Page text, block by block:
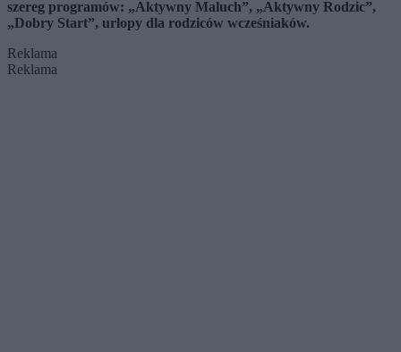
szereg programów: „Aktywny Maluch”, „Aktywny Rodzic”,
„Dobry Start”, urlopy dla rodziców wcześniaków.
Reklama
Reklama